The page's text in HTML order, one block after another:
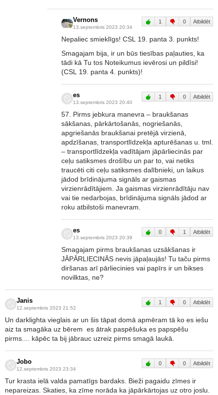
Vernons
13.septembris 2023 20:34
1 0 Atbildēt
Nepaliec smieklīgs! CSL 19. panta 3. punkts!
Smagajam bija, ir un būs tiesības paļauties, ka
tādi kā Tu tos Noteikumus ievērosi un pildīsi!
(CSL 19. panta 4. punkts)!
es
13.septembris 2023 20:40
1 0 Atbildēt
57. Pirms jebkura manevra – braukšanas
sākšanas, pārkārtošanās, nogriešanās,
apgriešanās braukšanai pretējā virzienā,
apdzīšanas, transportlīdzekļa apturēšanas u. tml.
– transportlīdzekļa vadītājam jāpārliecinās par
ceļu satiksmes drošību un par to, vai netiks
traucēti citi ceļu satiksmes dalībnieki, un laikus
jādod brīdinājuma signāls ar gaismas
virzienrādītājiem. Ja gaismas virzienrādītāju nav
vai tie nedarbojas, brīdinājuma signāls jādod ar
roku atbilstoši manevram.
es
13.septembris 2023 20:39
0 1 Atbildēt
Smagajam pirms braukšanas uzsākšanas ir
JĀPĀRLIECINĀS nevis jāpaļaujās! Tu taču pirms
diršanas arī pārliecinies vai papīrs ir un bikses
novilktas, ne?
Janis
12.septembris 2023 21:52
1 0 Atbildēt
Un darklighta vieglais ar un šis tāpat domā apmēram tā ko es iešu
aiz ta smagāka uz bērem es ātrak paspēšuka es papspēšu
pirms.... kāpēc ta bij jābrauc uzreiz pirms smagā laukā.
Jobo
12.septembris 2023 23:34
0 0 Atbildēt
Tur krasta ielā valda pamatīgs bardaks. Bieži pagaidu zīmes ir
nepareizas. Skaties, ka zīme norāda ka jāpārkārtojas uz otro joslu.